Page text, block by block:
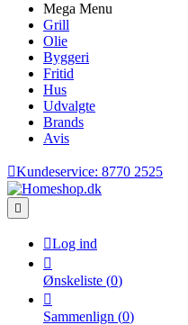
Mega Menu
Grill
Olie
Byggeri
Fritid
Hus
Udvalgte
Brands
Avis
Kundeservice: 8770 2525

Log ind

Ønskeliste (0)

Sammenlign (0)